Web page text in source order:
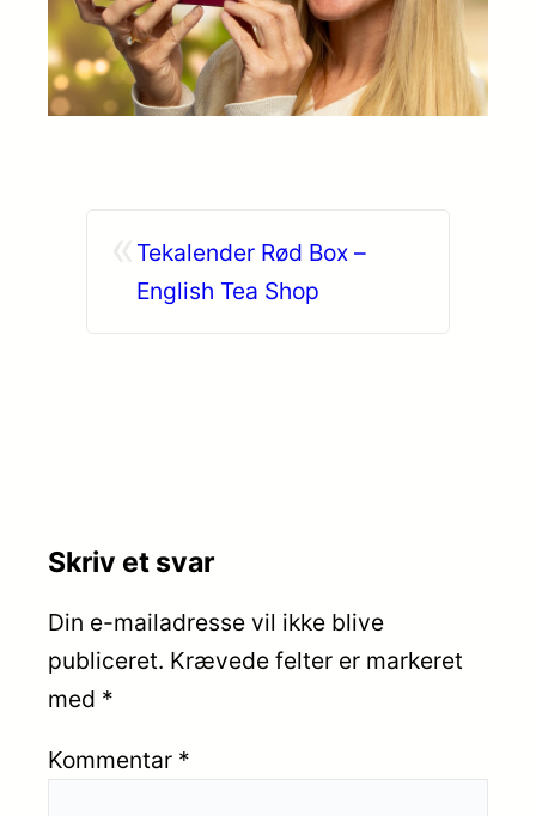
Tekalender Rød Box –
English Tea Shop
Skriv et svar
Din e-mailadresse vil ikke blive
publiceret. Krævede felter er markeret
med *
Kommentar *